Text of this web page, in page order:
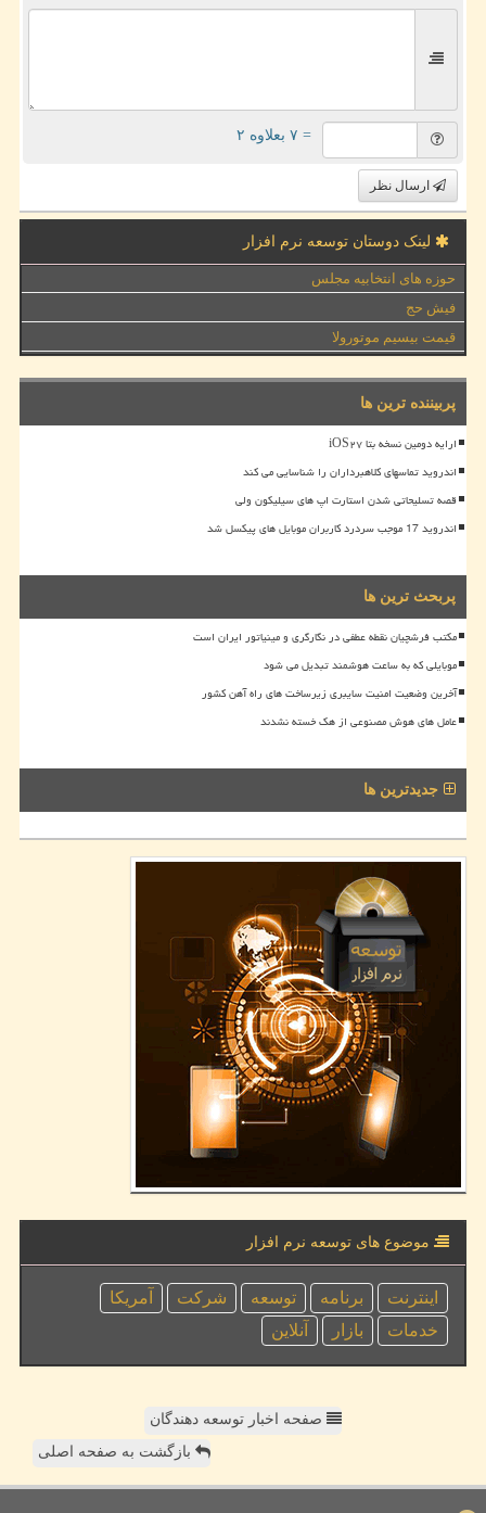
= ۷ بعلاوه ۲
ارسال نظر
لینک دوستان توسعه نرم افزار
حوزه های انتخابیه مجلس
فیش حج
قیمت بیسیم موتورولا
پربیننده ترین ها
ارایه دومین نسخه بتا iOS۲۷
اندروید تماسهای کلاهبرداران را شناسایی می کند
قصه تسلیحاتی شدن استارت اپ های سیلیکون ولی
اندروید 17 موجب سردرد کاربران موبایل های پیکسل شد
پربحث ترین ها
مکتب فرشچیان نقطه عطفی در نگارگری و مینیاتور ایران است
موبایلی که به ساعت هوشمند تبدیل می شود
آخرین وضعیت امنیت سایبری زیرساخت های راه آهن کشور
عامل های هوش مصنوعی از هک خسته نشدند
جدیدترین ها
موضوع های توسعه نرم افزار
اینترنت برنامه توسعه شركت
آمریكا
خدمات
بازار آنلاین
صفحه اخبار توسعه دهندگان
بازگشت به صفحه اصلی